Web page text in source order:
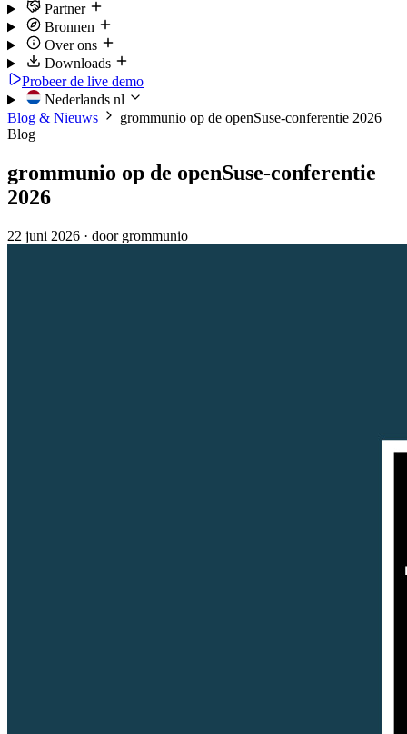
Partner
Bronnen
Over ons
Downloads
Probeer de live demo
Nederlands nl
Blog & Nieuws
grommunio op de openSuse-conferentie 2026
Blog
grommunio op de openSuse-conferentie
2026
22 juni 2026 · door grommunio